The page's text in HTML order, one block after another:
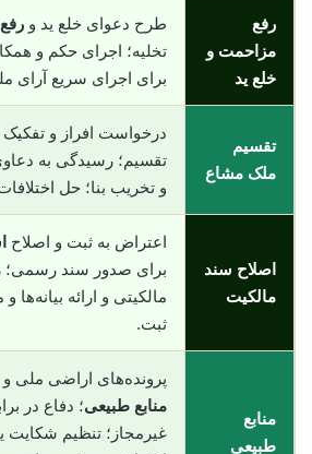
رفع
مزاحمت و
خلع ید
طرح دعوای خلع ید و
تخلیه؛ اجرای حکم و
برای اجرای سریع آرای
تقسیم
ملک مشاع
درخواست افراز و
تقسیم؛ رسیدگی به
و تخریب بنا؛ حل
اصلاح سند
مالکیت
اعتراض به ثبت و اصلاح
برای صدور سند رسمی؛
مالکیتی و ارائه بیانه‌ها
ثبت.
منابع
طبیعی
پرونده‌های اراضی ملی و
منابع طبیعی؛ دفاع در
غیرمجاز؛ تنظیم شکایت